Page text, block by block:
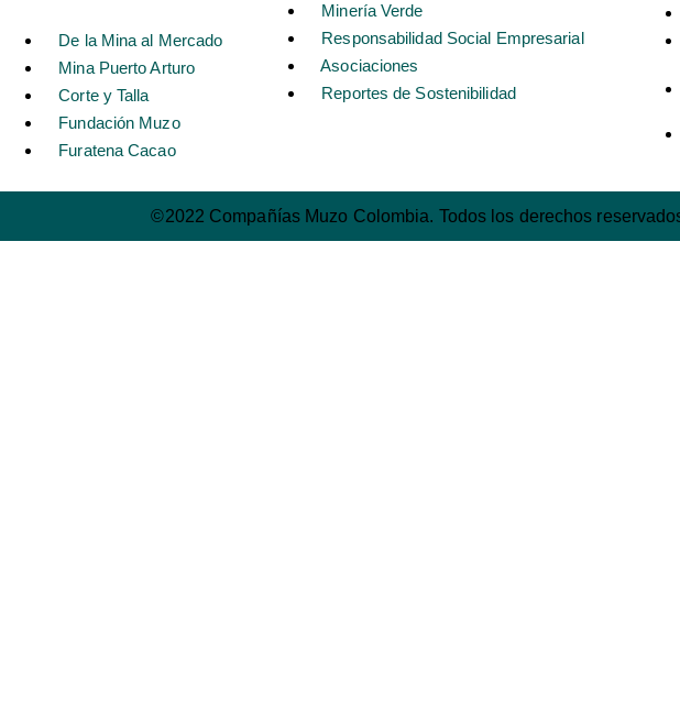
De la Mina al Mercado
Mina Puerto Arturo
Corte y Talla
Fundación Muzo
Furatena Cacao
Minería Verde
Responsabilidad Social Empresarial
Asociaciones
Reportes de Sostenibilidad
©2022 Compañías Muzo Colombia. Todos los derechos